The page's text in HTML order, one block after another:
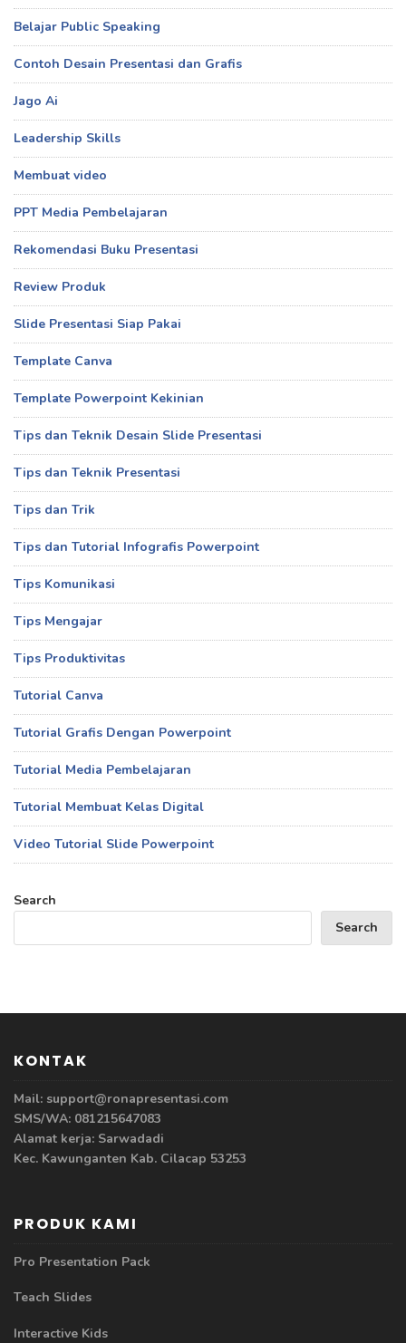
Belajar Public Speaking
Contoh Desain Presentasi dan Grafis
Jago Ai
Leadership Skills
Membuat video
PPT Media Pembelajaran
Rekomendasi Buku Presentasi
Review Produk
Slide Presentasi Siap Pakai
Template Canva
Template Powerpoint Kekinian
Tips dan Teknik Desain Slide Presentasi
Tips dan Teknik Presentasi
Tips dan Trik
Tips dan Tutorial Infografis Powerpoint
Tips Komunikasi
Tips Mengajar
Tips Produktivitas
Tutorial Canva
Tutorial Grafis Dengan Powerpoint
Tutorial Media Pembelajaran
Tutorial Membuat Kelas Digital
Video Tutorial Slide Powerpoint
Search
Search
KONTAK
Mail: support@ronapresentasi.com
SMS/WA: 081215647083
Alamat kerja: Sarwadadi
Kec. Kawunganten Kab. Cilacap 53253
PRODUK KAMI
Pro Presentation Pack
Teach Slides
Interactive Kids